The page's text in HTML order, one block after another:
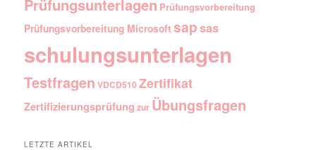
Prüfungsunterlagen Prüfungsvorbereitung
Prüfungsvorbereitung Microsoft sapsas
schulungsunterlagen
Testfragen VDCD510 Zertifikat
Zertifizierungsprüfung zur Übungsfragen
LETZTE ARTIKEL